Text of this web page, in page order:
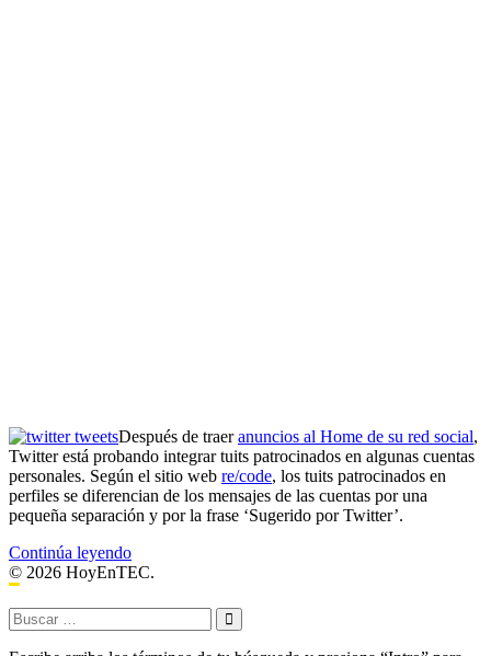
Después de traeranuncios al Home de su red social,
Twitter está probando integrar tuits patrocinados en algunas cuentas
personales. Según el sitio web re/code, los tuits patrocinados en
perfiles se diferencian de los mensajes de las cuentas por una
pequeña separación y por la frase ‘Sugerido por Twitter’.
Continúa leyendoTwitter
prueba
en
los
perfiles
© 2026 HoyEnTEC.
Buscar: